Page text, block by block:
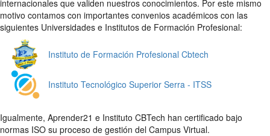
internacionales que validen nuestros conocimientos. Por este mismo
motivo contamos con importantes convenios académicos con las
siguientes Universidades e Institutos de Formación Profesional:
Instituto de Formación Profesional Cbtech
Instituto Tecnológico Superior Serra - ITSS
Igualmente, Aprender21 e Instituto CBTech han certificado bajo
normas ISO su proceso de gestión del Campus Virtual.